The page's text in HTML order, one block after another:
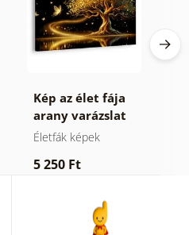
Kép az élet fája
arany varázslat
Életfák képek
5 250 Ft